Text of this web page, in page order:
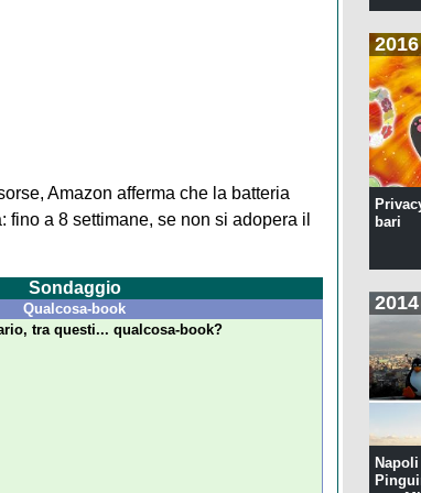
Amazon afferma che la batteria
a 8 settimane, se non si adopera il
Sondaggio
Qualcosa-book
tra questi... qualcosa-book?
2016
bari
2014